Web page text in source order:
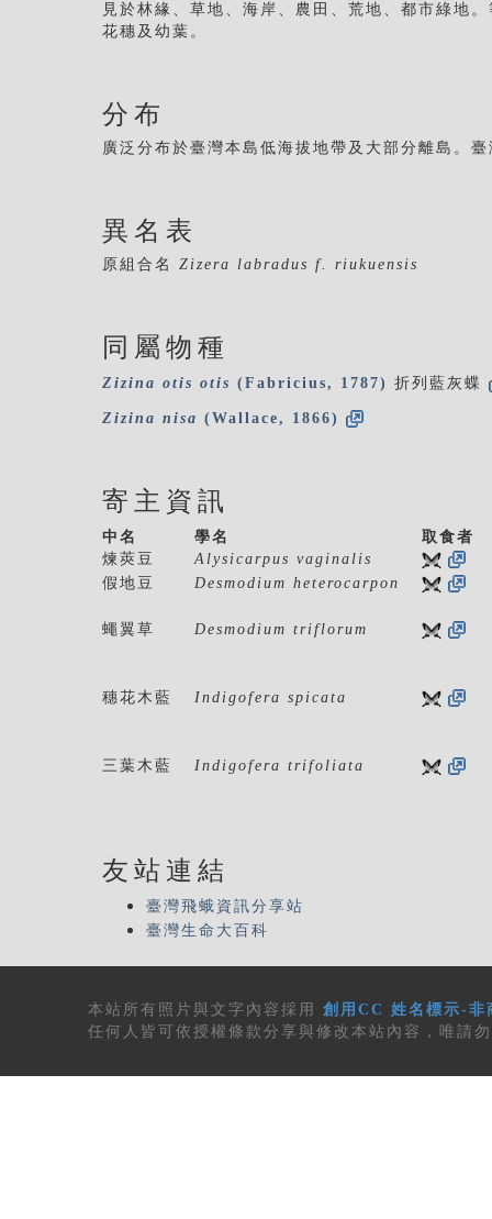
見於林緣、草地、海岸、農田、荒地、都市綠地
花穗及幼葉。
分布
廣泛分布於臺灣本島低海拔地帶及大部分離島。
異名表
原組合名 Zizera labradus f. riukuensis
同屬物種
Zizina otis otis (Fabricius, 1787) 折列藍灰蝶
Zizina nisa (Wallace, 1866)
寄主資訊
中名 學名 取食者
煉莢豆
Alysicarpus vaginalis
假地豆
Desmodium heterocarpon
蠅翼草 Desmodium triflorum
穗花木藍 Indigofera spicata
三葉木藍 Indigofera trifoliata
友站連結
臺灣飛蛾資訊分享站
臺灣生命大百科
本站所有 照片與文字內容 採用 創用CC 姓名標示-
任何人皆可依授權條款分享與修改本站內容，唯請